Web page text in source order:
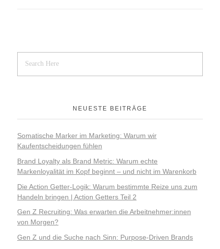
NEUESTE BEITRÄGE
Somatische Marker im Marketing: Warum wir
Kaufentscheidungen fühlen
Brand Loyalty als Brand Metric: Warum echte
Markenloyalität im Kopf beginnt – und nicht im Warenkorb
Die Action Getter-Logik: Warum bestimmte Reize uns zum
Handeln bringen | Action Getters Teil 2
Gen Z Recruiting: Was erwarten die Arbeitnehmer:innen
von Morgen?
Gen Z und die Suche nach Sinn: Purpose-Driven Brands